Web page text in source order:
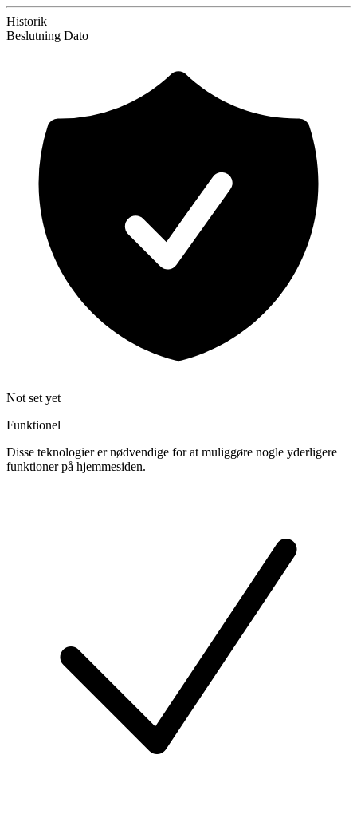
Historik
Beslutning Dato
Not set yet
Funktionel
Disse teknologier er nødvendige for at muliggøre nogle yderligere
funktioner på hjemmesiden.